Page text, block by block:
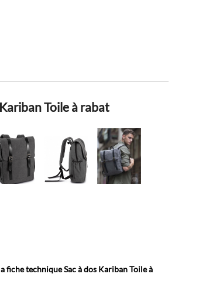
Toile à rabat
fiche technique Sac à dos Kariban Toile à